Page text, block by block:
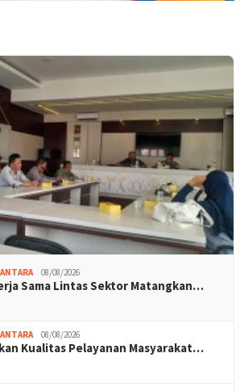
08/08/2026
Sama Lintas Sektor Matangkan…
08/08/2026
Kualitas Pelayanan Masyarakat…